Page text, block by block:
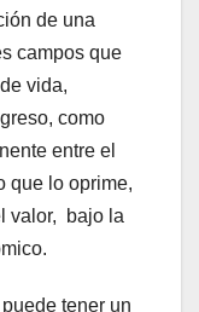
de una
campos que
vida,
como
entre el
que lo oprime,
valor, bajo la
tener un